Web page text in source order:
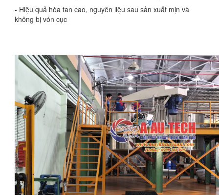
- Hiệu quả hòa tan cao, nguyên liệu sau sản xuất mịn và
không bị vón cục